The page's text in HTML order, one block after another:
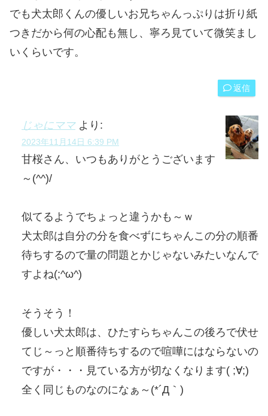
でも犬太郎くんの優しいお兄ちゃんっぷりは折り紙
つきだから何の心配も無し、寧ろ見ていて微笑まし
いくらいです。
返信
じゃにママ より:
2023年11月14日 6:39 PM
甘桜さん、いつもありがとうございます
～(^^)/
似てるようでちょっと違うかも～ｗ
犬太郎は自分の分を食べずにちゃんこの分の順番
待ちするので量の問題とかじゃないみたいなんで
すよね(;^ω^)
そうそう！
優しい犬太郎は、ひたすらちゃんこの後ろで伏せ
てじ～っと順番待ちするので喧嘩にはならないの
ですが・・・見ている方が切なくなります( ;∀;)
全く同じものなのになぁ～(*´Д｀)